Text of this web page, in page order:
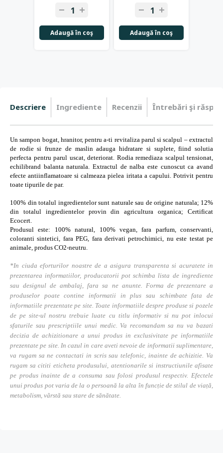
Adaugă în coş Adaugă în coş
Descriere Ingrediente Recenzii Întrebări şi
Un sampon bogat, hranitor, pentru a-ti revitaliza parul si scalpul – extractul
de rodie si frunze de maslin adauga hidratare si suplete, fiind solutia
perfecta pentru parul uscat, deteriorat. Rodia remediaza scalpul tensionat,
echilibrand balanta naturala. Extractul de nalba este cunoscut ca avand
efecte antiinflamatoare si calmeaza pielea iritata a capului. Potrivit pentru
toate tipurile de par.
100% din totalul ingredientelor sunt naturale sau de origine naturala; 12%
din totalul ingredientelor provin din agricultura organica; Certificat
Ecocert.
Produsul este: 100% natural, 100% vegan, fara parfum, conservanti,
coloranti sintetici, fara PEG, fara derivati petrochimici, nu este testat pe
animale, produs CO2-neutru.
*In ciuda eforturilor noastre de a asigura transparenta si acuratete in
prezentarea informatiilor, producatorii pot schimba lista de ingrediente
sau designul de ambalaj, fara sa ne anunte. Forma de prezentare a
produselor poate contine informatii in plus sau schimbate fata de
informatiile prezentate pe site. Toate informatiile despre produse si pozele
de pe site-ul nostru trebuie luate cu titlu informativ si nu pot inlocui
sfaturile sau prescriptiile unui medic. Va recomandam sa nu va bazati
decizia de achizitionare a unui produs in exclusivitate pe informatiile
prezentate pe site. In cazul in care aveti nevoie de informatii suplimentare,
va rugam sa ne contactati in scris sau telefonic, inainte de achizitie. Va
rugam sa cititi eticheta produsului, atentionarile si instructiunile afisate
pe produs inainte de a consuma sau folosi produsul respectiv. Efectele
unui produs pot varia de la o persoană la alta în funcție de stilul de viață,
metabolism, vârstă sau stare de sănătate.